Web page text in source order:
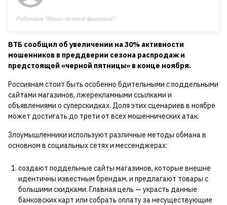
Редакция "Ваши личные финансы"
ВТБ сообщил об увеличении на 30% активности
мошенников в преддверии сезона распродаж и
предстоящей «черной пятницы» в конце ноября.
Россиянам стоит быть особенно бдительными с поддельными
сайтами магазинов, лжерекламными ссылками и
объявлениями о суперскидках. Доля этих сценариев в ноябре
может достигать до трети от всех мошеннических атак.
Злоумышленники используют различные методы обмана в
основном в социальных сетях и мессенджерах:
создают поддельные сайты магазинов, которые внешне
идентичны известным брендам, и предлагают товары с
большими скидками. Главная цель — украсть данные
банковских карт или собрать оплату за несуществующие